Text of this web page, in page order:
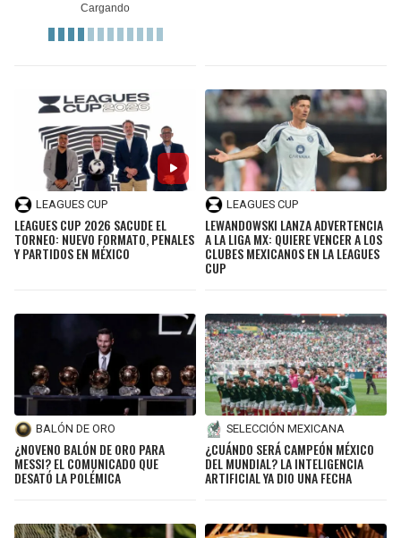
LEAGUES CUP
LEAGUES CUP 2026 SACUDE EL
TORNEO: NUEVO FORMATO, PENALES
Y PARTIDOS EN MÉXICO
LEAGUES CUP
LEWANDOWSKI LANZA ADVERTENCIA
A LA LIGA MX: QUIERE VENCER A LOS
CLUBES MEXICANOS EN LA LEAGUES
CUP
BALÓN DE ORO
¿NOVENO BALÓN DE ORO PARA
MESSI? EL COMUNICADO QUE
DESATÓ LA POLÉMICA
SELECCIÓN MEXICANA
¿CUÁNDO SERÁ CAMPEÓN MÉXICO
DEL MUNDIAL? LA INTELIGENCIA
ARTIFICIAL YA DIO UNA FECHA